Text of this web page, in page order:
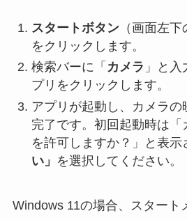
スタートボタン（画面左下
をクリックします。
検索バーに「 カメラ 」と
プリをクリックします。
アプリが起動し、カメラ
完了です。初回起動時は「
を許可しますか？」と表示
い」 を選択してください。
Windows 11の場合、スタート